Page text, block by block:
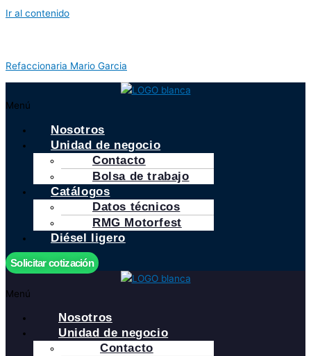
Ir al contenido
Refaccionaria Mario Garcia
Menú
Nosotros
Unidad de negocio
Contacto
Bolsa de trabajo
Catálogos
Datos técnicos
RMG Motorfest
Diésel ligero
Solicitar cotización
Menú
Nosotros
Unidad de negocio
Contacto